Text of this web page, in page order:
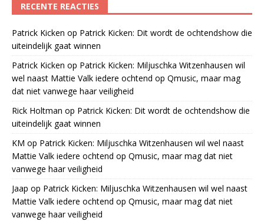
RECENTE REACTIES
Patrick Kicken op Patrick Kicken: Dit wordt de ochtendshow die
uiteindelijk gaat winnen
Patrick Kicken op Patrick Kicken: Miljuschka Witzenhausen wil
wel naast Mattie Valk iedere ochtend op Qmusic, maar mag
dat niet vanwege haar veiligheid
Rick Holtman op Patrick Kicken: Dit wordt de ochtendshow die
uiteindelijk gaat winnen
KM op Patrick Kicken: Miljuschka Witzenhausen wil wel naast
Mattie Valk iedere ochtend op Qmusic, maar mag dat niet
vanwege haar veiligheid
Jaap op Patrick Kicken: Miljuschka Witzenhausen wil wel naast
Mattie Valk iedere ochtend op Qmusic, maar mag dat niet
vanwege haar veiligheid